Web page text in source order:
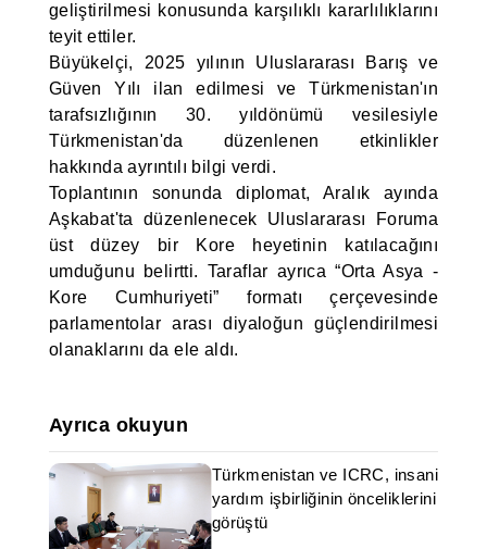
geliştirilmesi konusunda karşılıklı kararlılıklarını
teyit ettiler.
Büyükelçi, 2025 yılının Uluslararası Barış ve
Güven Yılı ilan edilmesi ve Türkmenistan'ın
tarafsızlığının 30. yıldönümü vesilesiyle
Türkmenistan'da düzenlenen etkinlikler
hakkında ayrıntılı bilgi verdi.
Toplantının sonunda diplomat, Aralık ayında
Aşkabat'ta düzenlenecek Uluslararası Foruma
üst düzey bir Kore heyetinin katılacağını
umduğunu belirtti. Taraflar ayrıca “Orta Asya -
Kore Cumhuriyeti” formatı çerçevesinde
parlamentolar arası diyaloğun güçlendirilmesi
olanaklarını da ele aldı.
Ayrıca okuyun
Türkmenistan ve ICRC, insani
yardım işbirliğinin önceliklerini
görüştü